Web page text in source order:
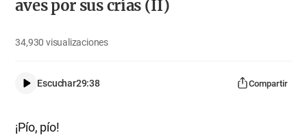
aves por sus crías (II)
34,930visualizaciones
Escuchar29:38 Compartir
¡Pío, pío!